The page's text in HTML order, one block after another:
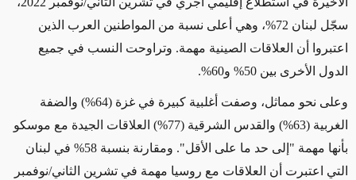
سجّل لبنان 72%، وهي أعلى نسبة من المواطنين العرب الذين
اعتبروا أن العلاقات الصينية مهمة. وتراوحت النسب في جميع
الدول الأخرى بين 50% و60%.
وعلى نحو مماثل، وصفت أغلبية كبيرة في غزة (64%) والضفة
الغربية (63%) والقدس الشرقية (77%) العلاقات الجيدة مع موسكو
بأنها مهمة "إلى حد ما على الأقل". ومقارنة بنسبة 58% في لبنان
التي اعتبرت أن العلاقات مع روسيا مهمة في تشرين الثاني/نوفمبر